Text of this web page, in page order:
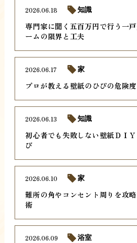
専門家に聞く五百万円で行う一
ームの限界と工夫
2026.06.18 知識
プロが教える壁紙のひびの危険
2026.06.17 家
初心者でも失敗しない壁紙ＤＩ
び
2026.06.13 知識
難所の角やコンセント周りを攻
術
2026.06.10 家
2026.06.09 浴室